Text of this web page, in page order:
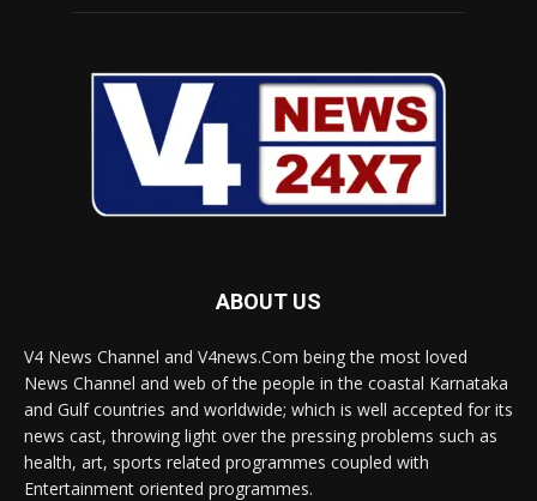
ABOUT US
V4 News Channel and V4news.Com being the most loved
News Channel and web of the people in the coastal Karnataka
and Gulf countries and worldwide; which is well accepted for its
news cast, throwing light over the pressing problems such as
health, art, sports related programmes coupled with
Entertainment oriented programmes.